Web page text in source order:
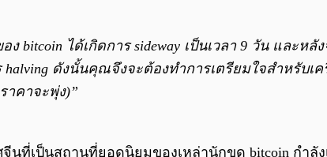
ง bitcoin ได้เกิดการ sideway เป็นเวลา 9 วัน และ
ดังนั้นคุณจึงจะต้องทำการเตรียมใจสำหรับ
าคาจะพุ่ง)”
นที่เป็นสถานที่ยอดนิยมของเหล่านักขุด bitcoin กำ